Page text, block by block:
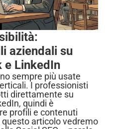
aziendali su
e LinkedIn
sempre più usate
I professionisti
direttamente su
quindi è
profili e contenuti
articolo vedremo